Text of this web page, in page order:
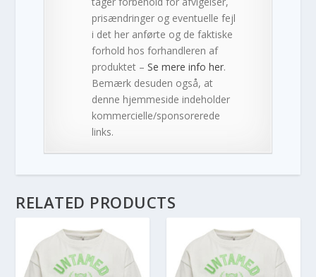
prisændringer og eventuelle fejl
i det her anførte og de faktiske
forhold hos forhandleren af
produktet –Se mere info her.
Bemærk desuden også, at
denne hjemmeside indeholder
kommercielle/sponsorerede
links.
RELATED PRODUCTS